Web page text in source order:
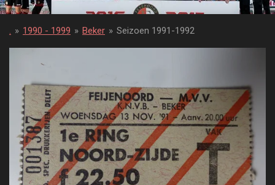
. » 1990 - 1999 » Beker » Seizoen 1991-1992